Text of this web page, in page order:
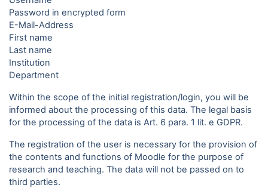
Password in encrypted form
E-Mail-Address
First name
Last name
Institution
Department
Within the scope of the initial registration/login, you will be
informed about the processing of this data. The legal basis
for the processing of the data is Art. 6 para. 1 lit. e GDPR.
The registration of the user is necessary for the provision of
the contents and functions of Moodle for the purpose of
research and teaching. The data will not be passed on to
third parties.